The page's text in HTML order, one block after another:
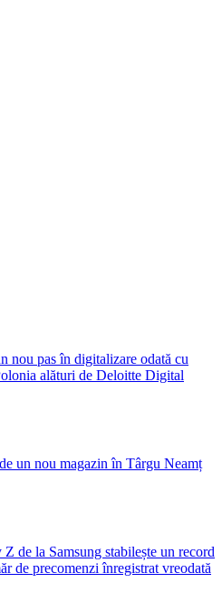
nou pas în digitalizare odată cu
alături de Deloitte Digital
un nou magazin în Târgu Neamț
Z de la Samsung stabilește un record
de precomenzi înregistrat vreodată